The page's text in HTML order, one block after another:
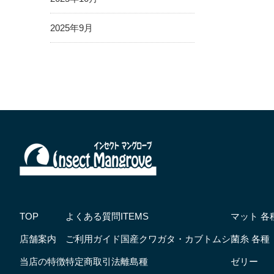
2025年9月
TOP
店舗案内
当店の特徴
よくある質問
ご利用ガイド
特定商取引法
ITEMS
国産クワガタ・カブトムシ
離島種
マット 各
菌糸 各種
ゼリー